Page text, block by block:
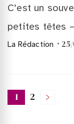
C’est un
petites têtes
La Rédaction
Page
1 Page
2